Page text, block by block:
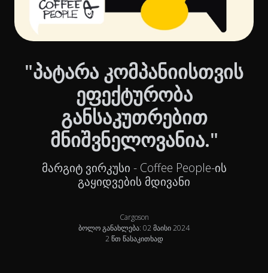
"პატარა კომპანიისთვის
ეფექტურობა
განსაკუთრებით
მნიშვნელოვანია."
მარგიტ ვირკუსი - Coffee People-ის
გაყიდვების მდივანი
Cargoson
ბოლო განახლება: 02 მაისი 2024
2 წთ წასაკითხად